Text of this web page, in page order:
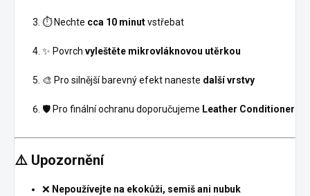
⏱️ Nechte cca 10 minutvstřebat
✨ Povrch vyleštěte mikrovláknovou utěrkou
🎨 Pro silnější barevný efekt naneste další vrstvy
🛡️ Pro finální ochranu doporučujeme Leather Conditioner
⚠️ Upozornění
❌ Nepoužívejte na ekokůži, semiš ani nubuk